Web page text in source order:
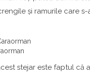
și ramurile care
stejar este faptul că